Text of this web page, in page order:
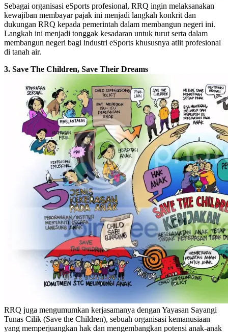
Sebagai organisasi eSports profesional, RRQ ingin melaksanakan
kewajiban membayar pajak ini menjadi langkah konkrit dan
dukungan RRQ kepada pemerintah dalam membangun negeri ini.
Langkah ini menjadi tonggak kesadaran untuk turut serta dalam
membangun negeri bagi industri eSports khususnya atlit profesional
di tanah air.
3. Save The Children, Save Their Dreams
RRQ juga mengumumkan kerjasamanya dengan Yayasan Sayangi
Tunas Cilik (Save the Children), sebuah organisasi kemanusiaan
yang memperjuangkan hak dan mengembangkan potensi anak-anak